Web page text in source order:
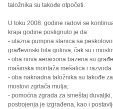
taložnika su takođe otpočeti.
U toku 2008. godine radovi se
kraja godine postignuto je da:
- ulazna pumpna stanica sa
građevinski bila gotova, čak su i
- oba nova aeraciona bazena su
mašinska montaža mešalica i
- oba naknadna taložnika su takođe
mostovi zgrtača mulja;
- pomoćna zgrada za smeštaj
postrojenja je izgrađena, kao i